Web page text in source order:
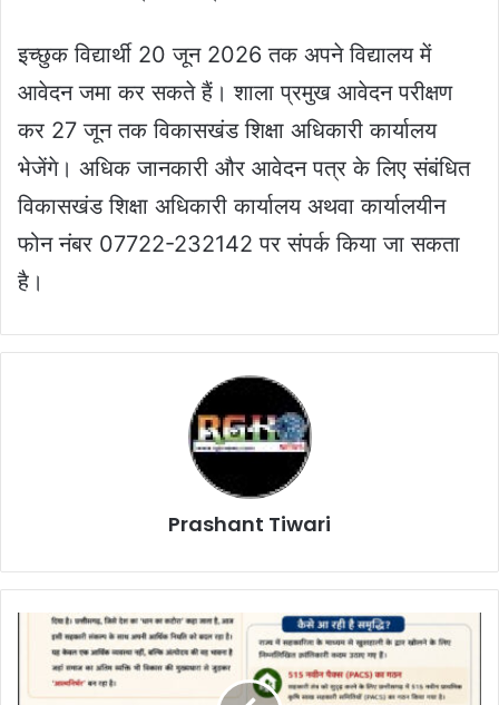
इच्छुक विद्यार्थी 20 जून 2026 तक अपने विद्यालय में
आवेदन जमा कर सकते हैं। शाला प्रमुख आवेदन परीक्षण
कर 27 जून तक विकासखंड शिक्षा अधिकारी कार्यालय
भेजेंगे। अधिक जानकारी और आवेदन पत्र के लिए संबंधित
विकासखंड शिक्षा अधिकारी कार्यालय अथवा कार्यालयीन
फोन नंबर 07722-232142 पर संपर्क किया जा सकता
है।
Prashant Tiwari
Chhatisgarh
Samachar